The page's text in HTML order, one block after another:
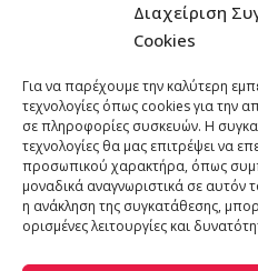
Διαχείριση
Cookies
Για να παρέχουμε την καλύτερη
τεχνολογίες όπως cookies για την
σε πληροφορίες συσκευών. Η
τεχνολογίες θα μας επιτρέψει να
προσωπικού χαρακτήρα, όπως
μοναδικά αναγνωριστικά σε αυτόν
η ανάκληση της συγκατάθεσης,
ορισμένες λειτουργίες και
ΤΗΛΕΦΩΝΟ: +30 211 4021758
EMAIL:info@welldone.com.gr